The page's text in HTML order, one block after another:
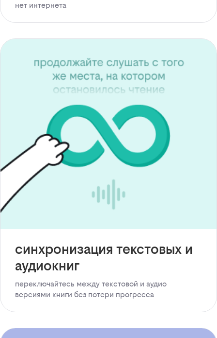
нет интернета
синхронизация текстовых и
аудиокниг
переключайтесь между текстовой и аудио
версиями книги без потери прогресса